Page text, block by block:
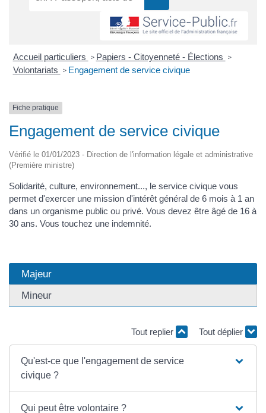
Accueil particuliers > Papiers - Citoyenneté - Élections >
Volontariats > Engagement de service civique
Fiche pratique
Engagement de service civique
Vérifié le 01/01/2023 - Direction de l'information légale et administrative
(Première ministre)
Solidarité, culture, environnement..., le service civique vous
permet d'exercer une mission d'intérêt général de 6 mois à 1 an
dans un organisme public ou privé. Vous devez être âgé de 16 à
30 ans. Vous touchez une indemnité.
Majeur
Mineur
Tout replier Tout déplier
Qu'est-ce que l'engagement de service
civique ?
Qui peut être volontaire ?